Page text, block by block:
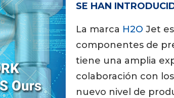
SE HAN
La marca H2O Jet
componentes de
tiene una amplia
colaboración con
nuevo nivel de